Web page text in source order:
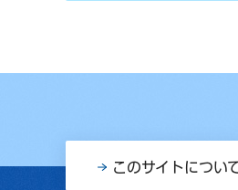
このサイトについ